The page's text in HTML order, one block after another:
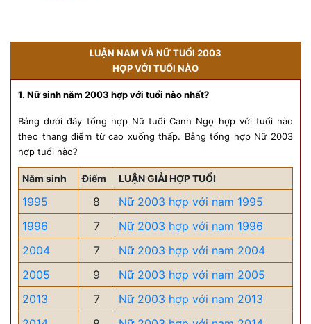
LUẬN NAM VÀ NỮ TUỔI 2003
HỢP VỚI TUỔI NÀO
1. Nữ sinh năm 2003 hợp với tuổi nào nhất?
Bảng dưới đây tổng hợp Nữ tuổi Canh Ngọ hợp với tuổi nào
theo thang điểm từ cao xuống thấp. Bảng tổng hợp Nữ 2003
hợp tuổi nào?
Năm sinh Điểm LUẬN GIẢI HỢP TUỔI
1995 8
Nữ 2003 hợp với nam 1995
1996
7
Nữ 2003 hợp với nam 1996
2004
7
Nữ 2003 hợp với nam 2004
2005
9
Nữ 2003 hợp với nam 2005
2013
7
Nữ 2003 hợp với nam 2013